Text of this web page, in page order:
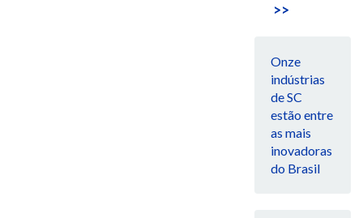
>>
Onze
indústrias
de SC
estão entre
as mais
inovadoras
do Brasil